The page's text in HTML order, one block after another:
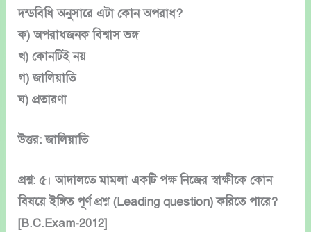
দন্ডবিধি অনুসারে এটা কোন অপরাধ?
ক) অপরাধজনক বিশ্বাস ভঙ্গ
খ) কোনটিই নয়
গ) জালিয়াতি
ঘ) প্রতারণা
উত্তর: জালিয়াতি
প্রশ্ন: ৫। আদালতে মামলা একটি পক্ষ নিজের স্বাক্ষীকে কোন
বিষয়ে ইঙ্গিত পূর্ণ প্রশ্ন (Leading question) করিতে পারে?
[B.C.Exam-2012]